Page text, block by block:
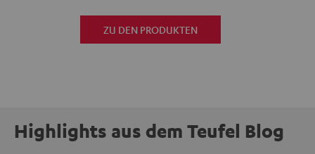
ZU DEN PRODUKTEN
Highlights aus dem Teufel Blog